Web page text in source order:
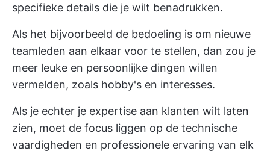
specifieke details die je wilt benadrukken.
Als het bijvoorbeeld de bedoeling is om nieuwe
teamleden aan elkaar voor te stellen, dan zou je
meer leuke en persoonlijke dingen willen
vermelden, zoals hobby's en interesses.
Als je echter je expertise aan klanten wilt laten
zien, moet de focus liggen op de technische
vaardigheden en professionele ervaring van elk